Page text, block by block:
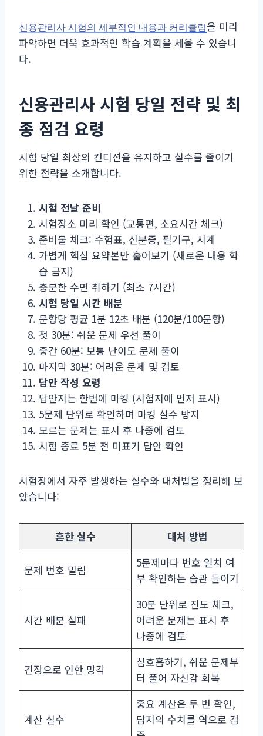
신용관리사 시험의 세부적인 내용과 커리큘럼을 미리
파악하면 더욱 효과적인 학습 계획을 세울 수 있습니
다.
신용관리사 시험 당일 전략 및 최
종 점검 요령
시험 당일 최상의 컨디션을 유지하고 실수를 줄이기
위한 전략을 소개합니다.
시험 전날 준비
시험장소 미리 확인 (교통편, 소요시간 체크)
준비물 체크: 수험표, 신분증, 필기구, 시계
가볍게 핵심 요약본만 훑어보기 (새로운 내용 학
습 금지)
충분한 수면 취하기 (최소 7시간)
시험 당일 시간 배분
문항당 평균 1분 12초 배분 (120분/100문항)
첫 30분: 쉬운 문제 우선 풀이
중간 60분: 보통 난이도 문제 풀이
마지막 30분: 어려운 문제 및 검토
답안 작성 요령
답안지는 한번에 마킹 (시험지에 먼저 표시)
5문제 단위로 확인하며 마킹 실수 방지
모르는 문제는 표시 후 나중에 검토
시험 종료 5분 전 미표기 답안 확인
시험장에서 자주 발생하는 실수와 대처법을 정리해 보
았습니다:
흔한 실수 대처 방법
문제 번호 밀림
5문제마다 번호 일치 여
부 확인하는 습관 들이기
시간 배분 실패
30분 단위로 진도 체크,
어려운 문제는 표시 후
나중에 검토
긴장으로 인한 망각
심호흡하기, 쉬운 문제부
터 풀어 자신감 회복
계산 실수
중요 계산은 두 번 확인,
답지의 수치를 역으로 검